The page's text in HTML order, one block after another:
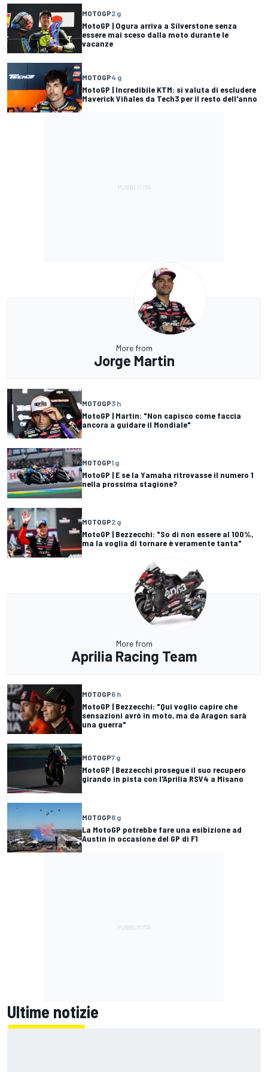
MOTOGP2 g
MotoGP | Ogura arriva a Silverstone senza
essere mai sceso dalla moto durante le
vacanze
MOTOGP4 g
MotoGP | Incredibile KTM: si valuta di escludere
Maverick Viñales da Tech3 per il resto dell'anno
More from
Jorge Martin
MOTOGP3 h
MotoGP | Martin: "Non capisco come faccia
ancora a guidare il Mondiale"
MOTOGP1 g
MotoGP | E se la Yamaha ritrovasse il numero 1
nella prossima stagione?
MOTOGP2 g
MotoGP | Bezzecchi: "So di non essere al 100%,
ma la voglia di tornare è veramente tanta"
More from
Aprilia Racing Team
MOTOGP6 h
MotoGP | Bezzecchi: "Qui voglio capire che
sensazioni avrò in moto, ma da Aragon sarà
una guerra"
MOTOGP7 g
MotoGP | Bezzecchi prosegue il suo recupero
girando in pista con l'Aprilia RSV4 a Misano
MOTOGP8 g
La MotoGP potrebbe fare una esibizione ad
Austin in occasione del GP di F1
Ultime notizie